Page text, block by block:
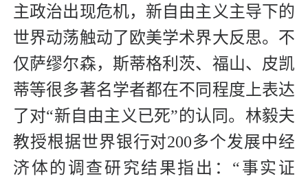
主政治出现危机，新自由主义主导下的
世界动荡触动了欧美学术界大反思。不
仅萨缪尔森，斯蒂格利茨、福山、皮凯
蒂等很多著名学者都在不同程度上表达
了对“新自由主义已死”的认同。林毅夫
教授根据世界银行对200多个发展中经
济体的调查研究结果指出：“事实证